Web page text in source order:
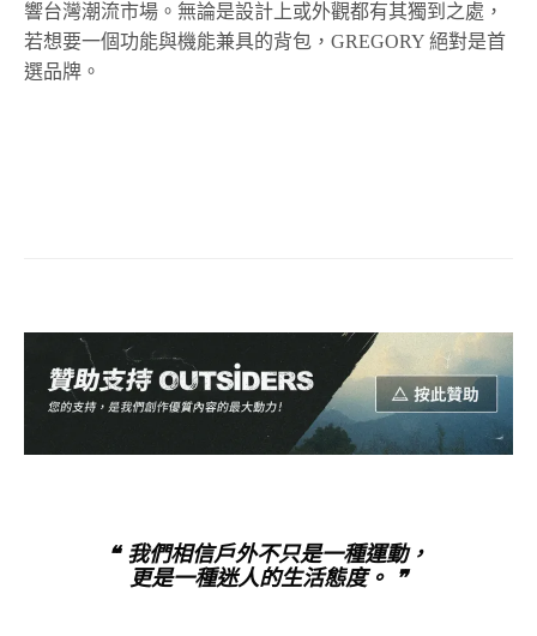
響台灣潮流市場。無論是設計上或外觀都有其獨到之處，
若想要一個功能與機能兼具的背包，GREGORY 絕對是首
選品牌。
❝ 我們相信戶外不只是一種運動，
更是一種迷人的生活態度。 ❞